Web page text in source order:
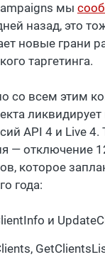
мы
назад, это
новые грани
таргетинга.
со всем этим
API 4 и Live 4.
— отключение
которое
года:
и